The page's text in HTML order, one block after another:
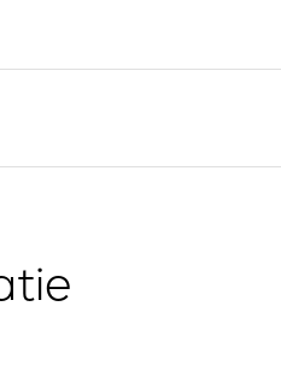
Région de navigation
Kvarner